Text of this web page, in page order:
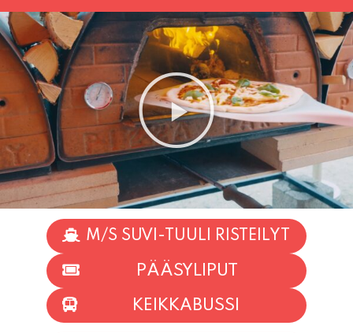
M/S SUVI-TUULI RISTEILYT
PÄÄSYLIPUT
KEIKKABUSSI
TAPAHTUMAT